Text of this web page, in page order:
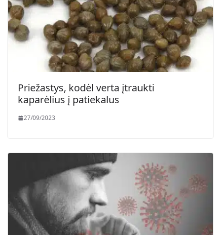
Priežastys, kodėl verta įtraukti
kaparėlius į patiekalus
27/09/2023